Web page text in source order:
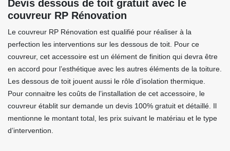
Devis dessous de toit gratuit avec le
couvreur RP Rénovation
Le couvreur RP Rénovation est qualifié pour réaliser à la
perfection les interventions sur les dessous de toit. Pour ce
couvreur, cet accessoire est un élément de finition qui devra être
en accord pour l’esthétique avec les autres éléments de la toiture.
Les dessous de toit jouent aussi le rôle d’isolation thermique.
Pour connaitre les coûts de l’installation de cet accessoire, le
couvreur établit sur demande un devis 100% gratuit et détaillé. Il
mentionne le montant total, les prix suivant le matériau et le type
d’intervention.